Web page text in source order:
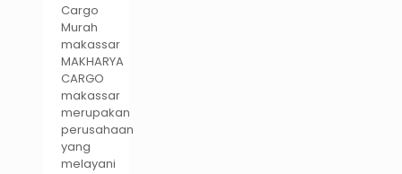
Cargo
Murah
makassar
MAKHARYA
CARGO
makassar
merupakan
perusahaan
yang
melayani